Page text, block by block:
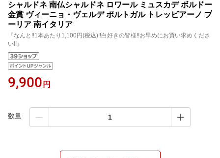
シャルドネ 南仏シャルドネ ロワール ミュスカデ ボルドー
金賞 ヴィーニョ・ヴェルデ ポルトガル トレッビアーノ プ
ーリア 南イタリア
『なんと!!1本あたり1,100円(税込)!!白好きの皆様!!お早めにお買い求めくださ
い!!』
9,900 円
数量